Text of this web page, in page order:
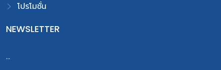
โปรโมชั่น
NEWSLETTER
...